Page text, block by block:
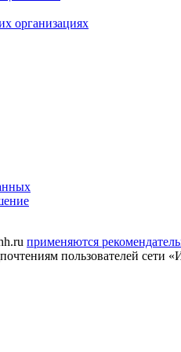
организациях
применяются
пользователей сети